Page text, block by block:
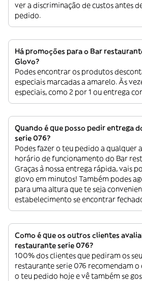
ver a discriminação de custos antes
pedido.
Há promoções para o Bar
Glovo?
Podes encontrar os produtos
especiais marcadas a amarelo. Às
especiais, como 2 por 1 ou entrega
Quando é que posso pedir entrega
serie 076?
Podes fazer o teu pedido a qualquer
horário de funcionamento do Bar
Graças à nossa entrega rápida, vais
glovo em minutos! Também podes
para uma altura que te seja
estabelecimento se encontrar
Como é que os outros clientes
restaurante serie 076?
100% dos clientes que pediram os
restaurante serie 076 recomendam
o teu pedido hoje e vê também se